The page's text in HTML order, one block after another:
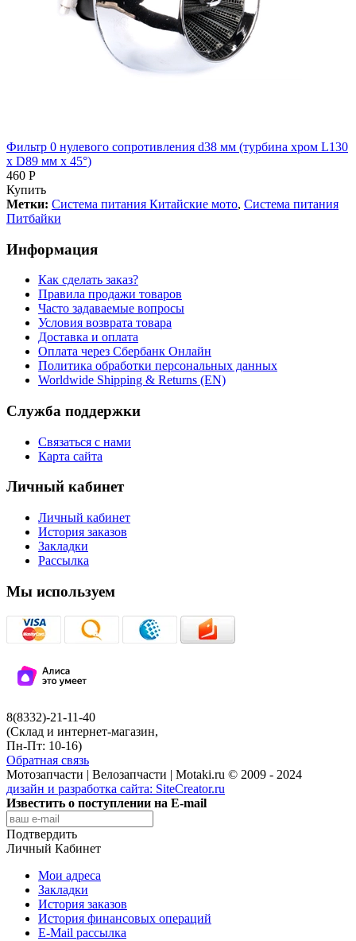
Фильтр 0 нулевого сопротивления d38 мм (турбина хром L130
x D89 мм x 45°)
460 Р
Купить
Метки: Система питания Китайские мото, Система питания
Питбайки
Информация
Как сделать заказ?
Правила продажи товаров
Часто задаваемые вопросы
Условия возврата товара
Доставка и оплата
Оплата через Сбербанк Онлайн
Политика обработки персональных данных
Worldwide Shipping & Returns (EN)
Служба поддержки
Связаться с нами
Карта сайта
Личный кабинет
Личный кабинет
История заказов
Закладки
Рассылка
Мы используем
8(8332)-21-11-40
(Склад и интернет-магазин,
Пн-Пт: 10-16)
Обратная связь
Мотозапчасти | Велозапчасти | Motaki.ru © 2009 - 2024
дизайн и разработка сайта: SiteCreator.ru
Известить о поступлении на E-mail
Подтвердить
Личный Кабинет
Мои адреса
Закладки
История заказов
История финансовых операций
E-Mail рассылка